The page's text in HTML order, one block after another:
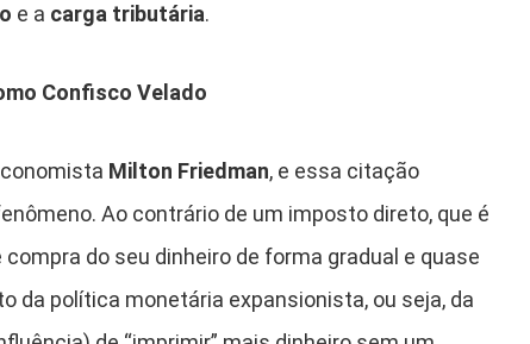
e a carga tributária.
Confisco Velado
Milton Friedman, e essa citação
Ao contrário de um imposto direto, que é
do seu dinheiro de forma gradual e quase
da política monetária expansionista, ou seja, da